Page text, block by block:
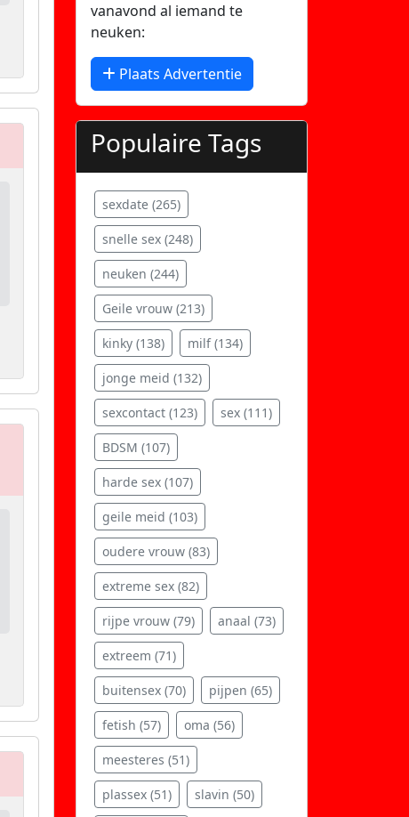
vanavond al iemand te
neuken:
Plaats Advertentie
Populaire Tags
sexdate (265)
snelle sex (248)
neuken (244)
Geile vrouw (213)
kinky (138) milf (134)
jonge meid (132)
sexcontact (123) sex (111)
BDSM (107)
harde sex (107)
geile meid (103)
oudere vrouw (83)
extreme sex (82)
rijpe vrouw (79) anaal (73)
extreem (71)
buitensex (70) pijpen (65)
fetish (57) oma (56)
meesteres (51)
plassex (51) slavin (50)